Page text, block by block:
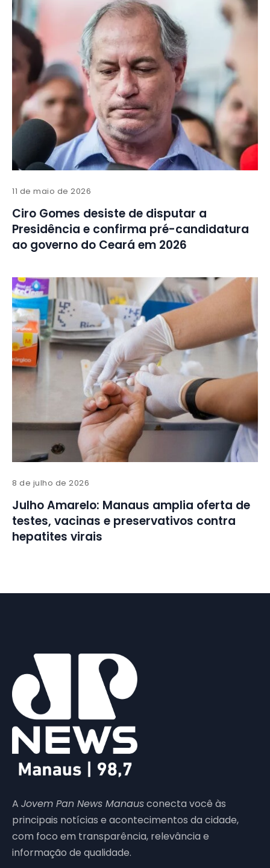
11 de maio de 2026
Ciro Gomes desiste de disputar a
Presidência e confirma pré-candidatura
ao governo do Ceará em 2026
8 de julho de 2026
Julho Amarelo: Manaus amplia oferta de
testes, vacinas e preservativos contra
hepatites virais
A Jovem Pan News Manausconecta você às
principais notícias e acontecimentos da cidade,
com foco em transparência, relevância e
informação de qualidade.